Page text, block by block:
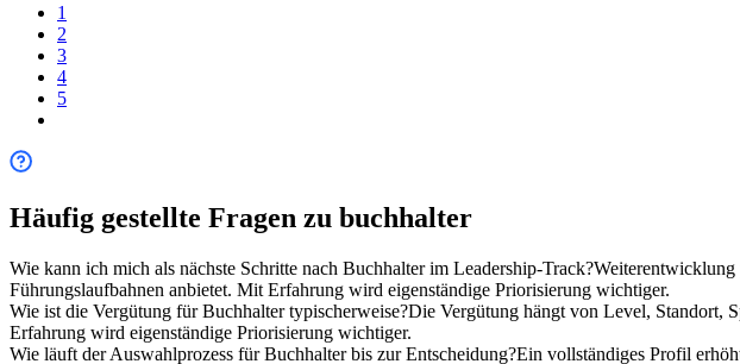
1
2
3
4
5
Häufig gestellte Fragen zu buchhalter
Wie kann ich mich als nächste Schritte nach Buchhalter im Leadership-Track?Weiterentwicklung
Führungslaufbahnen anbietet. Mit Erfahrung wird eigenständige Priorisierung wichtiger.
Wie ist die Vergütung für Buchhalter typischerweise?Die Vergütung hängt von Level, Standort,
Erfahrung wird eigenständige Priorisierung wichtiger.
Wie läuft der Auswahlprozess für Buchhalter bis zur Entscheidung?Ein vollständiges Profil